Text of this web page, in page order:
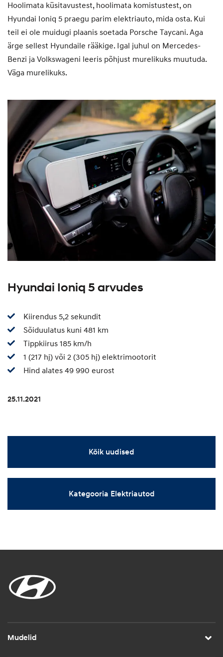
Hoolimata küsitavustest, hoolimata komistustest, on
Hyundai Ioniq 5 praegu parim elektriauto, mida osta. Kui
teil ei ole muidugi plaanis soetada Porsche Taycani. Aga
ärge sellest Hyundaile rääkige. Igal juhul on Mercedes-
Benzi ja Volkswageni leeris põhjust murelikuks muutuda.
Väga murelikuks.
Hyundai Ioniq 5 arvudes
Kiirendus 5,2 sekundit
Sõiduulatus kuni 481 km
Tippkiirus 185 km/h
1 (217 hj) või 2 (305 hj) elektrimootorit
Hind alates 49 990 eurost
25.11.2021
Kõik uudised
Kategooria Elektriautod
Mudelid